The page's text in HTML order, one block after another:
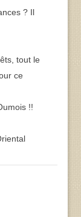
? Il
tout le
ce
!!